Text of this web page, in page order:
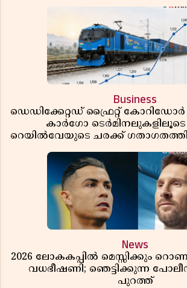
Business
ഡെഡിക്കേറ്റഡ് ഫ്രൈറ്റ്
കാർഗോ ടെർമിനലുകളിലൂടെ
റെയിൽവേയുടെ ചരക്ക്
News
2026 ലോകകപ്പിൽ മെസ്സിക്കും
വധഭീഷണി; ഞെട്ടിക്കുന്ന
പുറത്ത്